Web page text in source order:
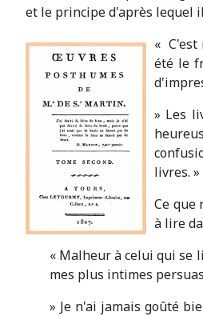
et le principe d'après lequel
« C'est
été le
» Les
livres. »
Ce que
à lire
« Malheur à celui qui se
mes plus intimes
» Je n'ai jamais goûté